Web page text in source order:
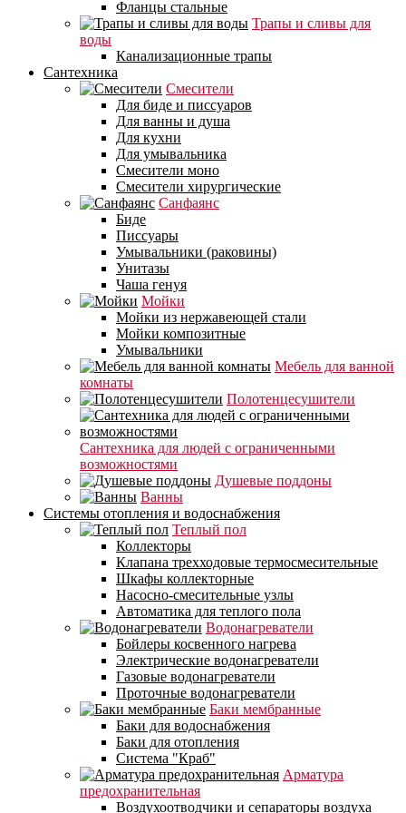
Фланцы стальные
Трапы и сливы для
воды
Канализационные трапы
Сантехника
Смесители
Для биде и писсуаров
Для ванны и душа
Для кухни
Для умывальника
Смесители моно
Смесители хирургические
Санфаянс
Биде
Писсуары
Умывальники (раковины)
Унитазы
Чаша генуя
Мойки
Мойки из нержавеющей стали
Мойки композитные
Умывальники
Мебель для ванной
комнаты
Полотенцесушители
Сантехника для людей с ограниченными
возможностями
Душевые поддоны
Ванны
Системы отопления и водоснабжения
Теплый пол
Коллекторы
Клапана трехходовые термосмесительные
Шкафы коллекторные
Насосно-смесительные узлы
Автоматика для теплого пола
Водонагреватели
Бойлеры косвенного нагрева
Электрические водонагреватели
Газовые водонагреватели
Проточные водонагреватели
Баки мембранные
Баки для водоснабжения
Баки для отопления
Система "Краб"
Арматура
предохранительная
Воздухоотводчики и сепараторы воздуха